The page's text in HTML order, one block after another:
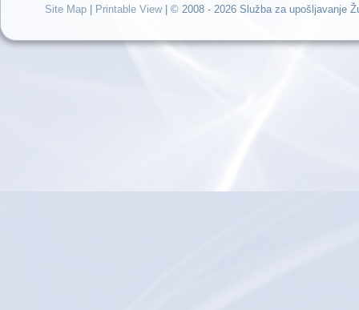
Site Map Printable View| © 2008 - 2026 Služba za upošljavanje